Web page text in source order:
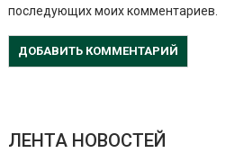
последующих моих комментариев.
ЛЕНТА НОВОСТЕЙ